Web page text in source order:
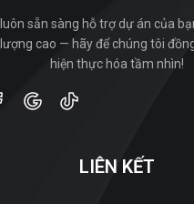
sẵn sàng hỗ trợ dự án của
lượng cao — hãy để chúng tôi
hiện thực hóa tầm nhìn!
LIÊN KẾT